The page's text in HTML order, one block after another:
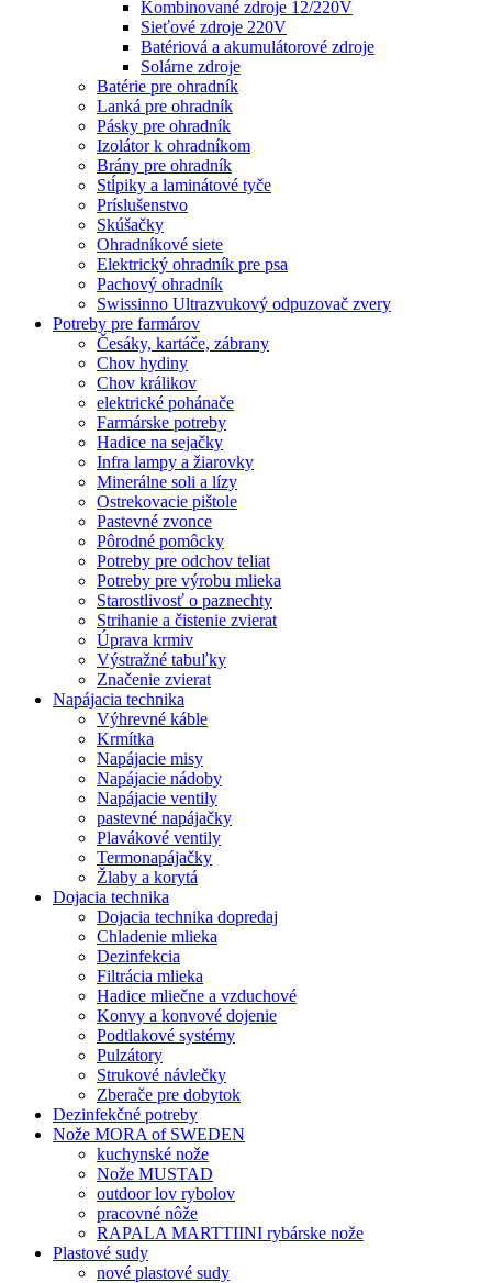
Kombinované zdroje 12/220V
Sieťové zdroje 220V
Batériová a akumulátorové zdroje
Solárne zdroje
Batérie pre ohradník
Lanká pre ohradník
Pásky pre ohradník
Izolátor k ohradníkom
Brány pre ohradník
Stĺpiky a laminátové tyče
Príslušenstvo
Skúšačky
Ohradníkové siete
Elektrický ohradník pre psa
Pachový ohradník
Swissinno Ultrazvukový odpuzovač zvery
Potreby pre farmárov
Česáky, kartáče, zábrany
Chov hydiny
Chov králikov
elektrické pohánače
Farmárske potreby
Hadice na sejačky
Infra lampy a žiarovky
Minerálne soli a lízy
Ostrekovacie pištole
Pastevné zvonce
Pôrodné pomôcky
Potreby pre odchov teliat
Potreby pre výrobu mlieka
Starostlivosť o paznechty
Strihanie a čistenie zvierat
Úprava krmiv
Výstražné tabuľky
Značenie zvierat
Napájacia technika
Výhrevné káble
Krmítka
Napájacie misy
Napájacie nádoby
Napájacie ventily
pastevné napájačky
Plavákové ventily
Termonapájačky
Žlaby a korytá
Dojacia technika
Dojacia technika dopredaj
Chladenie mlieka
Dezinfekcia
Filtrácia mlieka
Hadice mliečne a vzduchové
Konvy a konvové dojenie
Podtlakové systémy
Pulzátory
Strukové návlečky
Zberače pre dobytok
Dezinfekčné potreby
Nože MORA of SWEDEN
kuchynské nože
Nože MUSTAD
outdoor lov rybolov
pracovné nôže
RAPALA MARTTIINI rybárske nože
Plastové sudy
nové plastové sudy